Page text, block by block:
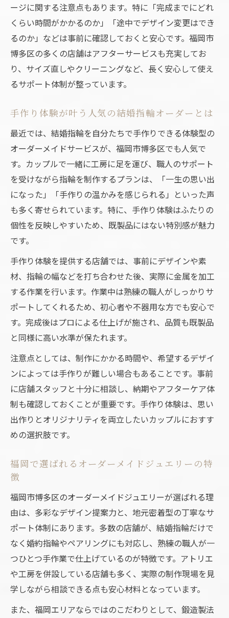
安心して選べる手作りオーダーメイドのポ
イント
後悔しないための結婚指輪作り体験談
自由な発想で選ぶ結婚指輪デザインの秘訣
オーダーメイドジュエリーで叶う自由なデ
人気のデザイン事例とこだわりポイントを
ふたりらしさを引き出す結婚指輪デザイン
の考え方
素材や仕上げで差がつくデザインの工夫ポ
イント
デザイン選びで迷った時の相談方法と注意
点
人気の素材別オーダーメイドジュエリーの
特徴解説
結婚指輪におすすめの素材とそのメリット
鍛造や手作りなど製法ごとの素材選びポイ
ント
素材選びで知っておきたい価格や耐久性の
違い
ダイヤモンドや刻印の素材アレンジ事例紹
介
後悔しない指輪作りを実現するポイント
オーダーメイドジュエリーで失敗しないた
めの注意点
結婚指輪選びで後悔しやすいポイントと対
予算とこだわりを両立させる指輪作りの秘
訣
納期やアフターサービスの確認方法を徹底
解説
ージに関する注意点もあります。特に「完成までにどれ
くらい時間がかかるのか」「途中でデザイン変更はでき
るのか」などは事前に確認しておくと安心です。福岡市
博多区の多くの店舗はアフターサービスも充実してお
り、サイズ直しやクリーニングなど、長く安心して使え
るサポート体制が整っています。
手作り体験が叶う人気の結婚指輪オーダーとは
最近では、結婚指輪を自分たちで手作りできる体験型の
オーダーメイドサービスが、福岡市博多区でも人気で
す。カップルで一緒に工房に足を運び、職人のサポート
を受けながら指輪を制作するプランは、「一生の思い出
になった」「手作りの温かみを感じられる」といった声
も多く寄せられています。特に、手作り体験はふたりの
個性を反映しやすいため、既製品にはない特別感が魅力
です。
手作り体験を提供する店舗では、事前にデザインや素
材、指輪の幅などを打ち合わせた後、実際に金属を加工
する作業を行います。作業中は熟練の職人がしっかりサ
ポートしてくれるため、初心者や不器用な方でも安心で
す。完成後はプロによる仕上げが施され、品質も既製品
と同様に高い水準が保たれます。
注意点としては、制作にかかる時間や、希望するデザイ
ンによっては手作りが難しい場合もあることです。事前
に店舗スタッフと十分に相談し、納期やアフターケア体
制も確認しておくことが重要です。手作り体験は、思い
出作りとオリジナリティを両立したいカップルにおすす
めの選択肢です。
福岡で選ばれるオーダーメイドジュエリーの特
徴
福岡市博多区のオーダーメイドジュエリーが選ばれる理
由は、多彩なデザイン提案力と、地元密着型の丁寧なサ
ポート体制にあります。多数の店舗が、結婚指輪だけで
なく婚約指輪やペアリングにも対応し、熟練の職人が一
つひとつ手作業で仕上げているのが特徴です。アトリエ
や工房を併設している店舗も多く、実際の制作現場を見
学しながら相談できる点も安心材料となっています。
また、福岡エリアならではのこだわりとして、鍛造製法